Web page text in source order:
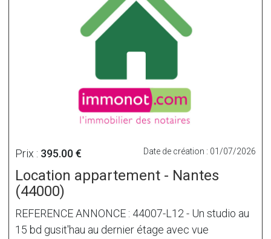
Prix : 395.00 € Date de création : 01/07/2026
Location appartement - Nantes
(44000)
REFERENCE ANNONCE : 44007-L12 - Un studio au
15 bd gusit'hau au dernier étage avec vue